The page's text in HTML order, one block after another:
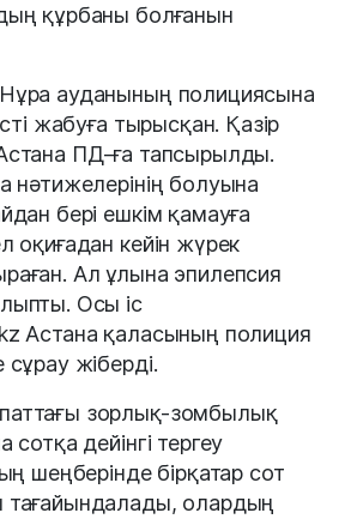
құрбаны болғанын
ауданының полициясына
жабуға тырысқан. Қазір
ПД-ға тапсырылды.
нәтижелерінің болуына
бері ешкім қамауға
оқиғадан кейін жүрек
Ал ұлына эпилепсия
Осы іс
Астана қаласының полиция
сұрау жіберді.
зорлық-зомбылық
сотқа дейінгі тергеу
шеңберінде бірқатар сот
тағайындалады, олардың